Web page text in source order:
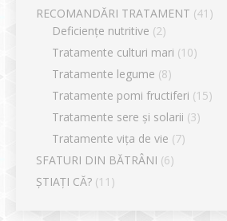
RECOMANDĂRI TRATAMENT (41)
Deficiențe nutritive (2)
Tratamente culturi mari (10)
Tratamente legume (8)
Tratamente pomi fructiferi (15)
Tratamente sere și solarii (3)
Tratamente vița de vie (7)
SFATURI DIN BĂTRÂNI (6)
ȘTIAȚI CĂ? (11)